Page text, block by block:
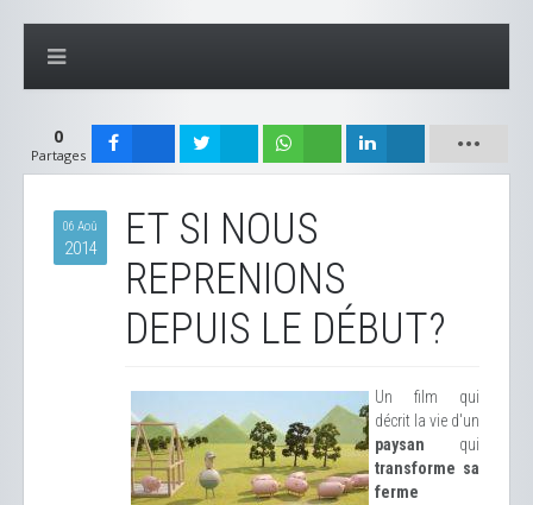
0
Partages
06 Aoû
2014
ET SI NOUS
REPRENIONS
DEPUIS LE DÉBUT?
Un film qui
décrit la vie d'un
paysan qui
transforme sa
ferme